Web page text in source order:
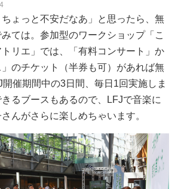
ょっと不安だなあ」と思ったら、無
ては。参加型のワークショップ「こ
リエ」では、「有料コンサート」か
」のチケット（半券も可）があれば無
催期間中の3日間、毎日1回実施しま
るブースもあるので、LFJで音楽に
んがさらに楽しめちゃいます。